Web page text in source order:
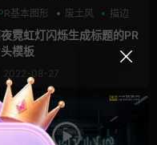
基本图形
废土风 描边
霓虹灯闪烁生成标题的PR
模板
2022-08-27